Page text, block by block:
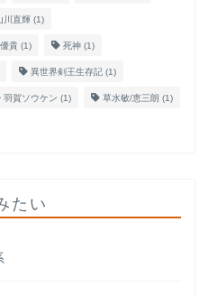
川直輝 (1)
貴 (1) 死神 (1)
異世界剣王生存記 (1)
羽賀ソウケン (1) 草水敏/恵三朗 (1)
たい